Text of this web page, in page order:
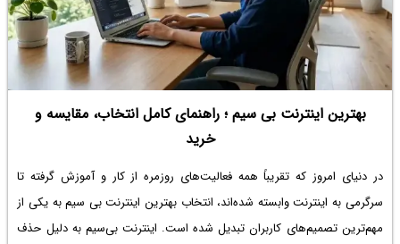
بهترین اینترنت بی سیم ؛ راهنمای کامل انتخاب، مقایسه و
خرید
در دنیای امروز که تقریباً همه فعالیت‌های روزمره از کار و آموزش گرفته تا
سرگرمی به اینترنت وابسته شده‌اند، انتخاب بهترین اینترنت بی سیم به یکی از
مهم‌ترین تصمیم‌های کاربران تبدیل شده است. اینترنت بی‌سیم به دلیل حذف